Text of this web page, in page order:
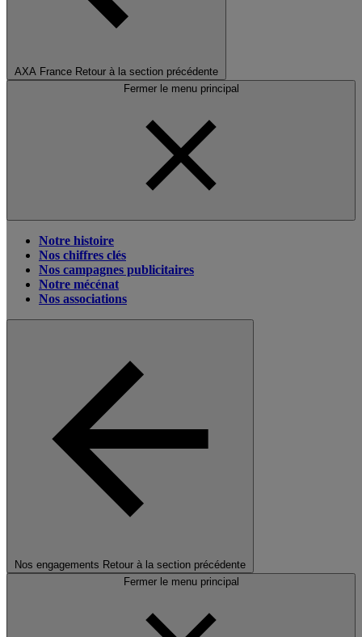
AXA France Retour à la section précédente
Fermer le menu principal
Notre histoire
Nos chiffres clés
Nos campagnes publicitaires
Notre mécénat
Nos associations
Nos engagements Retour à la section précédente
Fermer le menu principal